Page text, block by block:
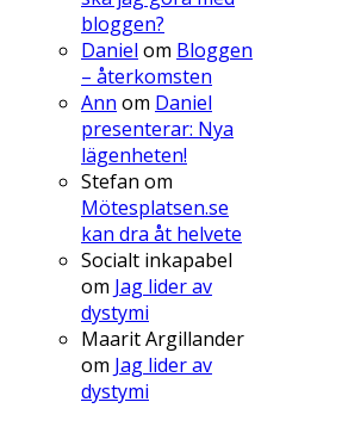
bloggen?
Daniel om Bloggen
– återkomsten
Ann om Daniel
presenterar: Nya
lägenheten!
Stefan om
Mötesplatsen.se
kan dra åt helvete
Socialt inkapabel
om Jag lider av
dystymi
Maarit Argillander
om Jag lider av
dystymi